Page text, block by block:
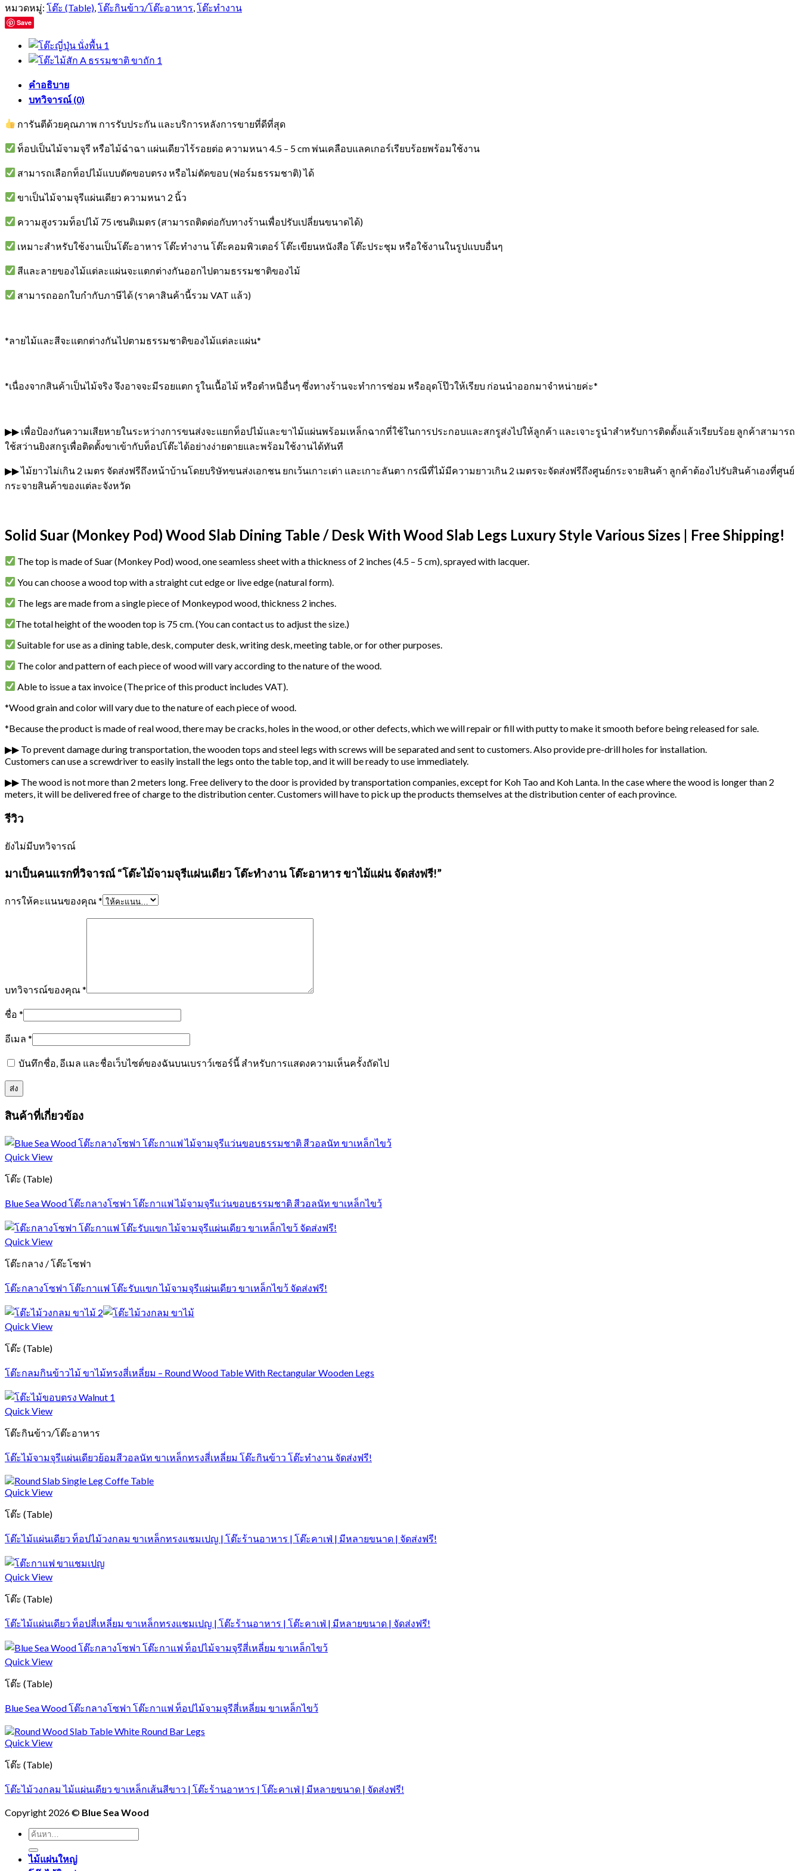
หมวดหมู่: โต๊ะ (Table),โต๊ะกินข้าว/โต๊ะอาหาร,โต๊ะทำงาน
Save
คำอธิบาย
บทวิจารณ์ (0)
การันตีด้วยคุณภาพ การรับประกัน และบริการหลังการขายที่ดีที่สุด
ท็อปเป็นไม้จามจุรี หรือไม้ฉำฉา แผ่นเดียวไร้รอยต่อ ความหนา 4.5 – 5 cm พ่นเคลือบแลคเกอร์เรียบร้อยพร้อมใช้งาน
สามารถเลือกท็อปไม้แบบตัดขอบตรง หรือไม่ตัดขอบ (ฟอร์มธรรมชาติ) ได้
ขาเป็นไม้จามจุรีแผ่นเดียว ความหนา 2 นิ้ว
ความสูงรวมท็อปไม้ 75 เซนติเมตร (สามารถติดต่อกับทางร้านเพื่อปรับเปลี่ยนขนาดได้)
เหมาะสำหรับใช้งานเป็นโต๊ะอาหาร โต๊ะทำงาน โต๊ะคอมพิวเตอร์ โต๊ะเขียนหนังสือ โต๊ะประชุม หรือใช้งานในรูปแบบอื่นๆ
สีและลายของไม้แต่ละแผ่นจะแตกต่างกันออกไปตามธรรมชาติของไม้
สามารถออกใบกำกับภาษีได้ (ราคาสินค้านี้รวม VAT แล้ว)
*ลายไม้และสีจะแตกต่างกันไปตามธรรมชาติของไม้แต่ละแผ่น*
*เนื่องจากสินค้าเป็นไม้จริง จึงอาจจะมีรอยแตก รูในเนื้อไม้ หรือตำหนิอื่นๆ ซึ่งทางร้านจะทำการซ่อม หรืออุดโป๊วให้เรียบ ก่อนนำออกมาจำหน่ายค่ะ*
▶▶ เพื่อป้องกันความเสียหายในระหว่างการขนส่งจะแยกท็อปไม้และขาไม้แผ่นพร้อมเหล็กฉากที่ใช้ในการประกอบและสกรูส่งไปให้ลูกค้า และเจาะรูนำสำหรับการติดตั้งแล้วเรียบร้อย ลูกค้าสามารถ
ใช้สว่านยิงสกรูเพื่อติดตั้งขาเข้ากับท็อปโต๊ะได้อย่างง่ายดายและพร้อมใช้งานได้ทันที
▶▶ ไม้ยาวไม่เกิน 2 เมตร จัดส่งฟรีถึงหน้าบ้านโดยบริษัทขนส่งเอกชน ยกเว้นเกาะเต่า และเกาะลันตา กรณีที่ไม้มีความยาวเกิน 2 เมตรจะจัดส่งฟรีถึงศูนย์กระจายสินค้า ลูกค้าต้องไปรับสินค้าเองที่ศูนย์
กระจายสินค้าของแต่ละจังหวัด
Solid Suar (Monkey Pod) Wood Slab Dining Table / Desk With Wood Slab Legs Luxury Style Various Sizes | Free Shipping!
The top is made of Suar (Monkey Pod) wood, one seamless sheet with a thickness of 2 inches (4.5 – 5 cm), sprayed with lacquer.
You can choose a wood top with a straight cut edge or live edge (natural form).
The legs are made from a single piece of Monkeypod wood, thickness 2 inches.
The total height of the wooden top is 75 cm. (You can contact us to adjust the size.)
Suitable for use as a dining table, desk, computer desk, writing desk, meeting table, or for other purposes.
The color and pattern of each piece of wood will vary according to the nature of the wood.
Able to issue a tax invoice (The price of this product includes VAT).
*Wood grain and color will vary due to the nature of each piece of wood.
*Because the product is made of real wood, there may be cracks, holes in the wood, or other defects, which we will repair or fill with putty to make it smooth before being released for sale.
▶▶ To prevent damage during transportation, the wooden tops and steel legs with screws will be separated and sent to customers. Also provide pre-drill holes for installation.
Customers can use a screwdriver to easily install the legs onto the table top, and it will be ready to use immediately.
▶▶ The wood is not more than 2 meters long. Free delivery to the door is provided by transportation companies, except for Koh Tao and Koh Lanta. In the case where the wood is longer than 2
meters, it will be delivered free of charge to the distribution center. Customers will have to pick up the products themselves at the distribution center of each province.
รีวิว
ยังไม่มีบทวิจารณ์
มาเป็นคนแรกที่วิจารณ์ “โต๊ะไม้จามจุรีแผ่นเดียว โต๊ะทำงาน โต๊ะอาหาร ขาไม้แผ่น จัดส่งฟรี!”
การให้คะแนนของคุณ*
บทวิจารณ์ของคุณ*
ชื่อ *
อีเมล *
บันทึกชื่อ, อีเมล และชื่อเว็บไซต์ของฉันบนเบราว์เซอร์นี้ สำหรับการแสดงความเห็นครั้งถัดไป
สินค้าที่เกี่ยวข้อง
Quick View
โต๊ะ (Table)
Blue Sea Wood โต๊ะกลางโซฟา โต๊ะกาแฟ ไม้จามจุรีแว่นขอบธรรมชาติ สีวอลนัท ขาเหล็กไขว้
Quick View
โต๊ะกลาง / โต๊ะโซฟา
โต๊ะกลางโซฟา โต๊ะกาแฟ โต๊ะรับแขก ไม้จามจุรีแผ่นเดียว ขาเหล็กไขว้ จัดส่งฟรี!
Quick View
โต๊ะ (Table)
โต๊ะกลมกินข้าวไม้ ขาไม้ทรงสี่เหลี่ยม – Round Wood Table With Rectangular Wooden Legs
Quick View
โต๊ะกินข้าว/โต๊ะอาหาร
โต๊ะไม้จามจุรีแผ่นเดียวย้อมสีวอลนัท ขาเหล็กทรงสี่เหลี่ยม โต๊ะกินข้าว โต๊ะทำงาน จัดส่งฟรี!
Quick View
โต๊ะ (Table)
โต๊ะไม้แผ่นเดียว ท็อปไม้วงกลม ขาเหล็กทรงแชมเปญ | โต๊ะร้านอาหาร | โต๊ะคาเฟ่ | มีหลายขนาด | จัดส่งฟรี!
Quick View
โต๊ะ (Table)
โต๊ะไม้แผ่นเดียว ท็อปสี่เหลี่ยม ขาเหล็กทรงแชมเปญ | โต๊ะร้านอาหาร | โต๊ะคาเฟ่ | มีหลายขนาด | จัดส่งฟรี!
Quick View
โต๊ะ (Table)
Blue Sea Wood โต๊ะกลางโซฟา โต๊ะกาแฟ ท็อปไม้จามจุรีสี่เหลี่ยม ขาเหล็กไขว้
Quick View
โต๊ะ (Table)
โต๊ะไม้วงกลม ไม้แผ่นเดียว ขาเหล็กเส้นสีขาว | โต๊ะร้านอาหาร | โต๊ะคาเฟ่ | มีหลายขนาด | จัดส่งฟรี!
Copyright 2026 © Blue Sea Wood
ค้นหา:
ไม้แผ่นใหญ่